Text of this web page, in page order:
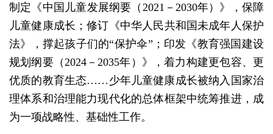
制定《中国儿童发展纲要（2021－2030年）》，保障
儿童健康成长；修订《中华人民共和国未成年人保护
法》，撑起孩子们的“保护伞”；印发《教育强国建设
规划纲要（2024－2035年）》，着力构建更包容、更
优质的教育生态……少年儿童健康成长被纳入国家治
理体系和治理能力现代化的总体框架中统筹推进，成
为一项战略性、基础性工作。